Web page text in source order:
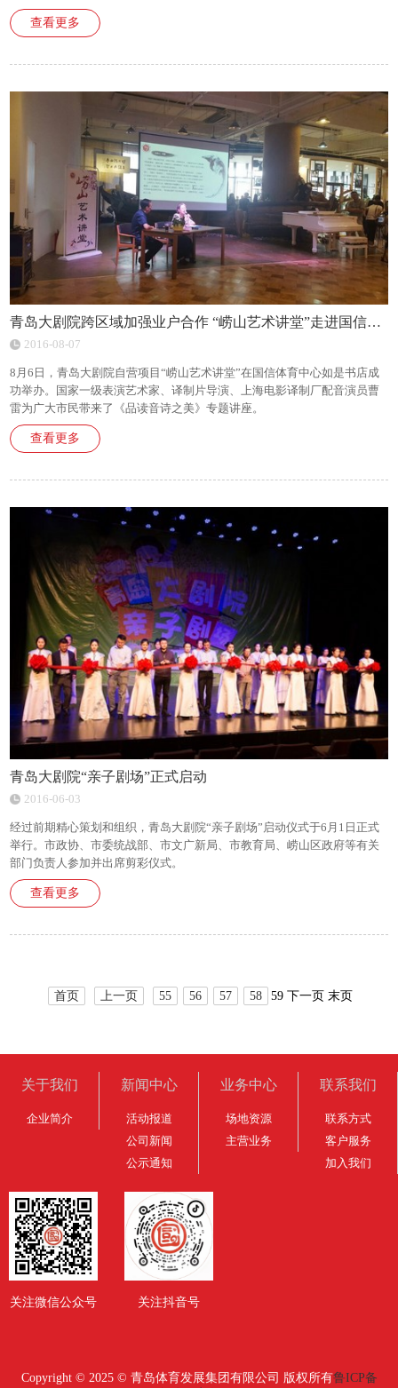
查看更多
青岛大剧院跨区域加强业户合作 “崂山艺术讲堂”走进国信体育中心
2016-08-07
8月6日，青岛大剧院自营项目“崂山艺术讲堂”在国信体育中心如是书店成
功举办。国家一级表演艺术家、译制片导演、上海电影译制厂配音演员曹
雷为广大市民带来了《品读音诗之美》专题讲座。
查看更多
青岛大剧院“亲子剧场”正式启动
2016-06-03
经过前期精心策划和组织，青岛大剧院“亲子剧场”启动仪式于6月1日正式
举行。市政协、市委统战部、市文广新局、市教育局、崂山区政府等有关
部门负责人参加并出席剪彩仪式。
查看更多
首页 上一页 55 56 57 58 59 下一页 末页
关于我们
企业简介
新闻中心
活动报道
公司新闻
公示通知
业务中心
场地资源
主营业务
联系我们
联系方式
客户服务
加入我们
关注微信公众号 关注抖音号
Copyright © 2025 © 青岛体育发展集团有限公司 版权所有鲁ICP备